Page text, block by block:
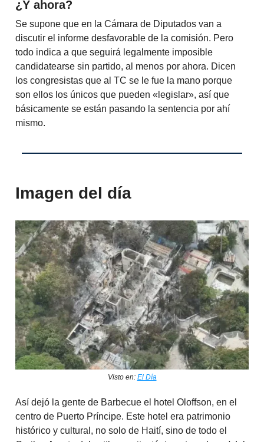
¿Y ahora?
Se supone que en la Cámara de Diputados van a
discutir el informe desfavorable de la comisión. Pero
todo indica a que seguirá legalmente imposible
candidatearse sin partido, al menos por ahora. Dicen
los congresistas que al TC se le fue la mano porque
son ellos los únicos que pueden «legislar», así que
básicamente se están pasando la sentencia por ahí
mismo.
Imagen del día
Visto en: El Día
Así dejó la gente de Barbecue el hotel Oloffson, en el
centro de Puerto Príncipe. Este hotel era patrimonio
histórico y cultural, no solo de Haití, sino de todo el